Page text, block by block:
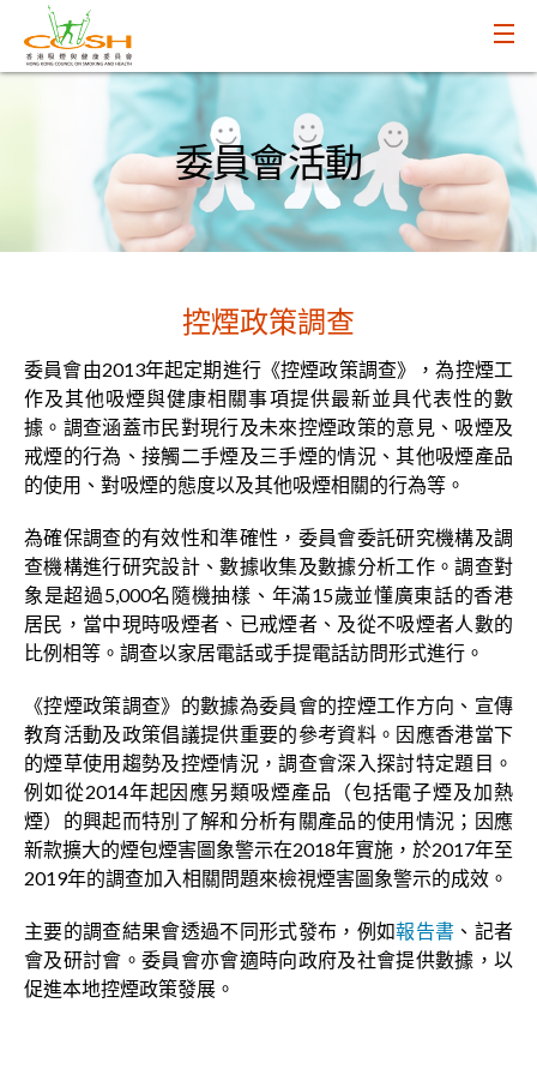
委員會活動
控煙政策調查
委員會由2013年起定期進行《控煙政策調查》，為控煙工
作及其他吸煙與健康相關事項提供最新並具代表性的數
據。調查涵蓋市民對現行及未來控煙政策的意見、吸煙及
戒煙的行為、接觸二手煙及三手煙的情況、其他吸煙產品
的使用、對吸煙的態度以及其他吸煙相關的行為等。
為確保調查的有效性和準確性，委員會委託研究機構及調
查機構進行研究設計、數據收集及數據分析工作。調查對
象是超過5,000名隨機抽樣、年滿15歲並懂廣東話的香港
居民，當中現時吸煙者、已戒煙者、及從不吸煙者人數的
比例相等。調查以家居電話或手提電話訪問形式進行。
《控煙政策調查》的數據為委員會的控煙工作方向、宣傳
教育活動及政策倡議提供重要的參考資料。因應香港當下
的煙草使用趨勢及控煙情況，調查會深入探討特定題目。
例如從2014年起因應另類吸煙產品（包括電子煙及加熱
煙）的興起而特別了解和分析有關產品的使用情況；因應
新款擴大的煙包煙害圖象警示在2018年實施，於2017年至
2019年的調查加入相關問題來檢視煙害圖象警示的成效。
主要的調查結果會透過不同形式發布，例如報告書 、記者
會及研討會。委員會亦會適時向政府及社會提供數據，以
促進本地控煙政策發展。